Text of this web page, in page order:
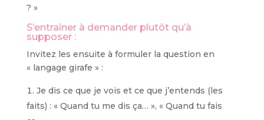
? »
S’entraîner à demander plutôt qu’à
supposer :
Invitez les ensuite à formuler la question en
« langage girafe » :
Je dis ce que je vois et ce que j’entends (les
faits) : « Quand tu me dis ça… », « Quand tu fais